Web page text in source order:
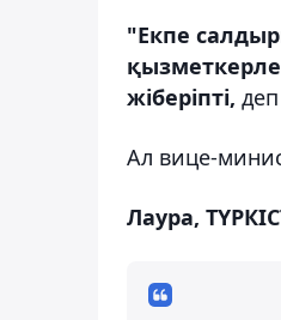
"Екпе
жіберіпті,
Ал вице-
Лаура,